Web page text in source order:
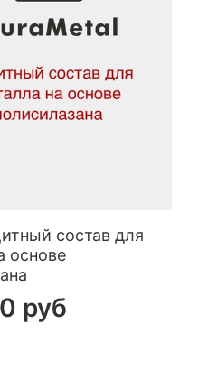
состав для
основе
руб